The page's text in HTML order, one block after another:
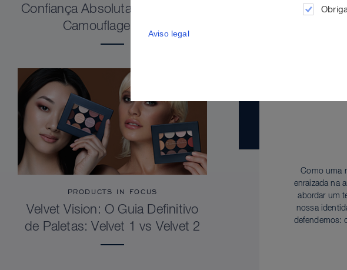
Como uma
enraizada na
abordar um
nossa
defendemos:
Confiança Absoluta. Dermacolor
Camouflage Stick
PRODUCTS IN FOCUS
Velvet Vision: O Guia Definitivo
de Paletas: Velvet 1 vs Velvet 2
Aviso legal